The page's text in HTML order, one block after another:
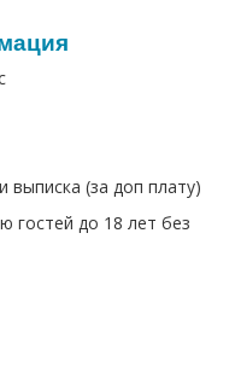
(за доп плату)
гостей до 18 лет без